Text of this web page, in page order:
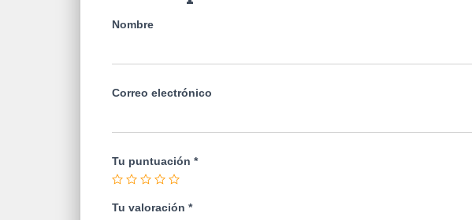
Nombre
Correo electrónico
Tu puntuación *
Tu valoración *